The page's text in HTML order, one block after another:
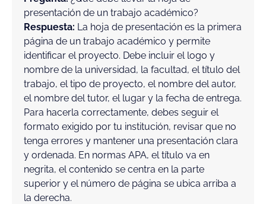
presentación de un trabajo académico?
Respuesta: La hoja de presentación es la primera
página de un trabajo académico y permite
identificar el proyecto. Debe incluir el logo y
nombre de la universidad, la facultad, el título del
trabajo, el tipo de proyecto, el nombre del autor,
el nombre del tutor, el lugar y la fecha de entrega.
Para hacerla correctamente, debes seguir el
formato exigido por tu institución, revisar que no
tenga errores y mantener una presentación clara
y ordenada. En normas APA, el título va en
negrita, el contenido se centra en la parte
superior y el número de página se ubica arriba a
la derecha.